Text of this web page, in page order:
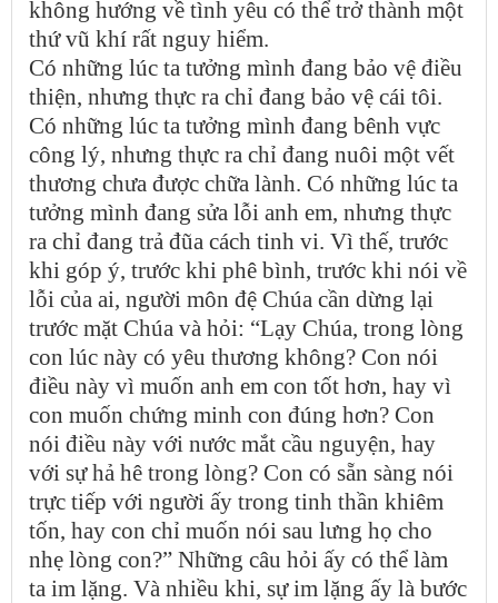
không hướng về tình yêu có thể trở thành một
thứ vũ khí rất nguy hiểm.
Có những lúc ta tưởng mình đang bảo vệ điều
thiện, nhưng thực ra chỉ đang bảo vệ cái tôi.
Có những lúc ta tưởng mình đang bênh vực
công lý, nhưng thực ra chỉ đang nuôi một vết
thương chưa được chữa lành. Có những lúc ta
tưởng mình đang sửa lỗi anh em, nhưng thực
ra chỉ đang trả đũa cách tinh vi. Vì thế, trước
khi góp ý, trước khi phê bình, trước khi nói về
lỗi của ai, người môn đệ Chúa cần dừng lại
trước mặt Chúa và hỏi: “Lạy Chúa, trong lòng
con lúc này có yêu thương không? Con nói
điều này vì muốn anh em con tốt hơn, hay vì
con muốn chứng minh con đúng hơn? Con
nói điều này với nước mắt cầu nguyện, hay
với sự hả hê trong lòng? Con có sẵn sàng nói
trực tiếp với người ấy trong tinh thần khiêm
tốn, hay con chỉ muốn nói sau lưng họ cho
nhẹ lòng con?” Những câu hỏi ấy có thể làm
ta im lặng. Và nhiều khi, sự im lặng ấy là bước